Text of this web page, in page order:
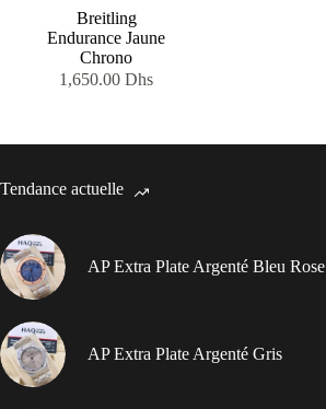
Breitling
Endurance Jaune
Chrono
1,650.00Dhs
Tendance actuelle
AP Extra Plate Argenté Bleu Rose
AP Extra Plate Argenté Gris